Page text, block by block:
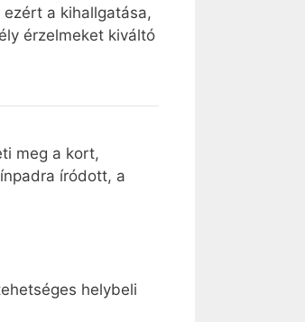
a kihallgatása,
érzelmeket kiváltó
meg a kort,
íródott, a
helybeli